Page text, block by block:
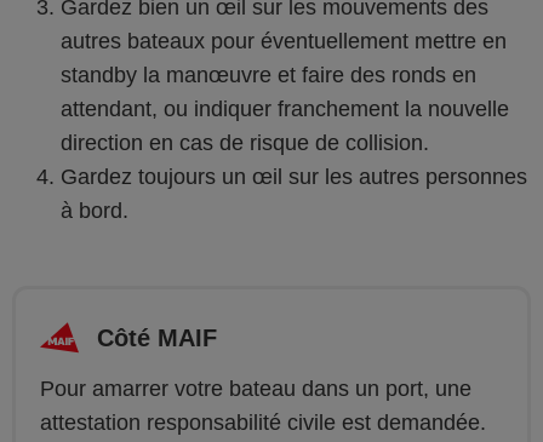
Gardez bien un œil sur les mouvements des
autres bateaux pour éventuellement mettre en
standby la manœuvre et faire des ronds en
attendant, ou indiquer franchement la nouvelle
direction en cas de risque de collision.
Gardez toujours un œil sur les autres personnes
à bord.
Côté MAIF
Pour amarrer votre bateau dans un port, une
attestation responsabilité civile est demandée.